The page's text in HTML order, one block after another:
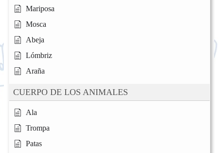
Mariposa
Mosca
Abeja
Lómbriz
Araña
CUERPO DE LOS ANIMALES
Ala
Trompa
Patas